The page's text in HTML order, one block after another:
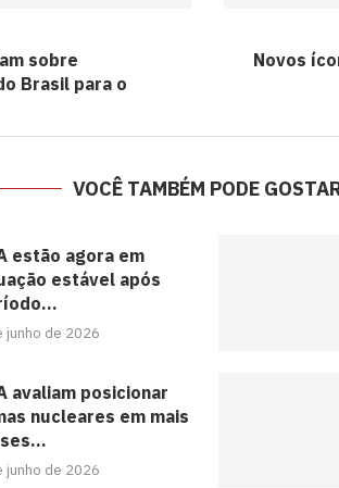
sobre
Brasil para o
Novos
VOCÊ TAMBÉM PODE
estão agora em
estável após
junho de 2026
avaliam posicionar
nucleares em mais
junho de 2026